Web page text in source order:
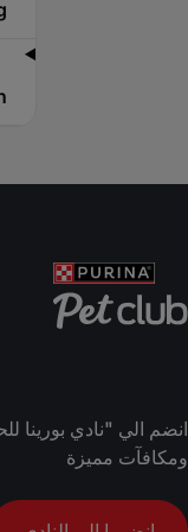
انضم الي "نادي بورينا
ومكافآت مميزة